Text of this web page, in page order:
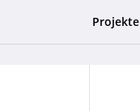
Projekte